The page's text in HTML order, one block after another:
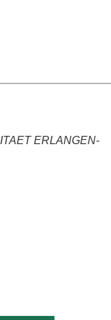
ERLANGEN-